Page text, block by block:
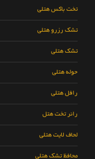
تخت باکس هتلی
تشک رزرو هتلی
تشک هتلی
حوله هتلی
رافل هتلی
رانر تخت هتل
لحاف لایت هتلی
محافظ تشک هتلی